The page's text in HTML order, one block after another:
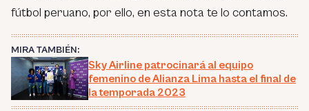
fútbol peruano, por ello, en esta nota te lo contamos.
MIRA TAMBIÉN:
Sky Airline patrocinará al equipo
femenino de Alianza Lima hasta el final de
la temporada 2023